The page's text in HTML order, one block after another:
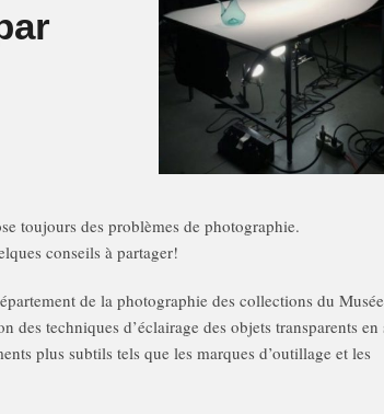
toujours des problèmes de photographie.
conseils à partager!
de la photographie des collections du
des techniques d’éclairage des objets transparents en
plus subtils tels que les marques d’outillage et les